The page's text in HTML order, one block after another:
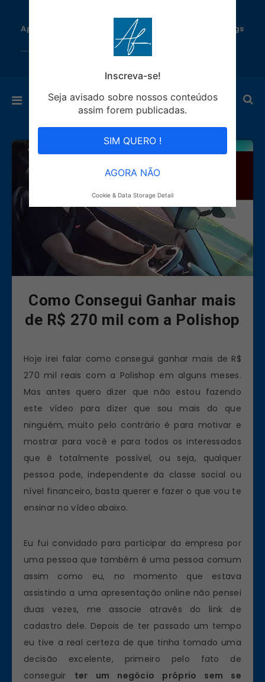
Aprenda como Ganhar Dinheiro todo dia com Blogs
Automáticos!
Como Consegui Ganhar mais
de R$ 270 mil com a Polishop
Hoje irei falar como consegui ganhar mais de R$
270 mil reais com a Polishop em alguns meses.
Mas antes quero dizer que não estou fazendo
este vídeo para dizer que sou mais do que
ninguém, muito pelo contrário é para motivar e
mostrar para você e para todos os interessados
que é totalmente possível, ou seja, qualquer
pessoa pode, independente da classe social ou
nível financeiro, basta querer e fazer o que vou te
ensinar no vídeo abaixo.
Eu fui convidado para participar da empresa por
uma pessoa que também é uma pessoa comum
assim como eu, no momento que estava
assistindo a uma apresentação online não pensei
duas vezes, me associe através do link de
cadastro dele. Depois de ter passado um tempo
eu tive a real certeza de que tinha tomado uma
decisão excelente, primeiro pelo fato de
conseguir ter um negócio próprio sem se
Inscreva-se!
Seja avisado sobre nossos conteúdos
assim forem publicadas.
SIM QUERO !
AGORA NÃO
Cookie & Data Storage Detail